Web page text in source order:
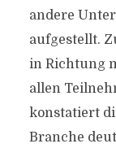
andere
aufgestellt.
in Richtung
allen
konstatiert
Branche